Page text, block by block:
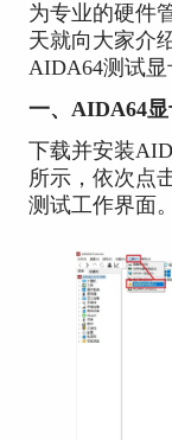
为专业的硬件
天就向大家介
AIDA64测试显
一、AIDA64
下载并安装
所示，依次点
测试工作界面。